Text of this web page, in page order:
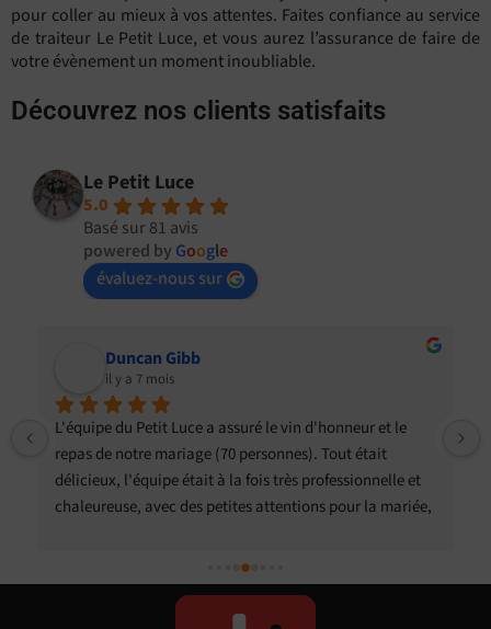
pour coller au mieux à vos attentes. Faites confiance au service
de traiteur Le Petit Luce, et vous aurez l’assurance de faire de
votre évènement un moment inoubliable.
Découvrez nos clients satisfaits
Le Petit Luce
5.0
Basé sur 81 avis
powered by Google
évaluez-nous sur
Duncan Gibb
il y a 7 mois
L'équipe du Petit Luce a assuré le vin d'honneur et le
repas de notre mariage (70 personnes). Tout était
délicieux, l'équipe était à la fois très professionnelle et
chaleureuse, avec des petites attentions pour la mariée,
Nous avons eu pas mal de compliments de nos invités
sur le traiteur, tant sur la qualité que sur le relationnel.
Nous avons particulièrement apprécié la possibilité de